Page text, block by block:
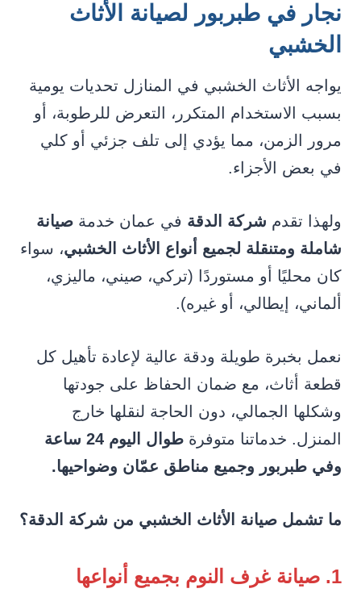
نجار في طبربور لصيانة الأثاث
الخشبي
يواجه الأثاث الخشبي في المنازل تحديات يومية
بسبب الاستخدام المتكرر، التعرض للرطوبة، أو
مرور الزمن، مما يؤدي إلى تلف جزئي أو كلي
في بعض الأجزاء.
ولهذا تقدم شركة الدقة في عمان خدمة صيانة
شاملة ومتنقلة لجميع أنواع الأثاث الخشبي، سواء
كان محليًا أو مستوردًا (تركي، صيني، ماليزي،
ألماني، إيطالي، أو غيره).
نعمل بخبرة طويلة ودقة عالية لإعادة تأهيل كل
قطعة أثاث، مع ضمان الحفاظ على جودتها
وشكلها الجمالي، دون الحاجة لنقلها خارج
المنزل. خدماتنا متوفرة
طوال اليوم 24 ساعة
وفي طبربور وجميع مناطق عمّان وضواحيها.
ما تشمل صيانة الأثاث الخشبي من شركة الدقة؟
1. صيانة غرف النوم بجميع أنواعها